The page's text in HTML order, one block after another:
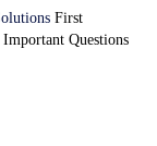
First
Questions